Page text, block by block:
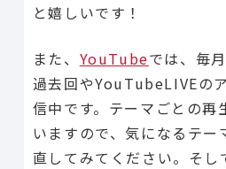
と嬉しいです！
また、 YouTubeでは、毎
過去回やYouTubeLIVEの
信中です。テーマごとの再
いますので、気になるテー
直してみてください。そし